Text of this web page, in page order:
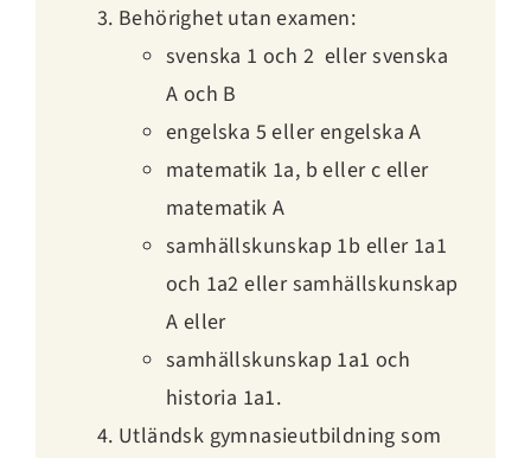
Behörighet utan examen:
svenska 1 och 2 eller svenska
A och B
engelska 5 eller engelska A
matematik 1a, b eller c eller
matematik A
samhällskunskap 1b eller 1a1
och 1a2 eller samhällskunskap
A eller
samhällskunskap 1a1 och
historia 1a1.
Utländsk gymnasieutbildning som